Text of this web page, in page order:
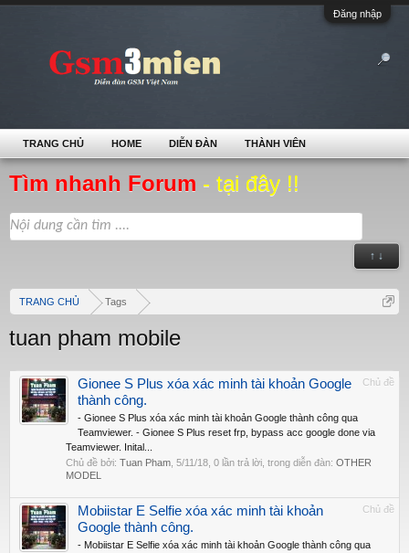
Đăng nhập
Tìm nhanh Forum - tại đây !!
↑ ↓
TRANG CHỦ Tags
tuan pham mobile
Chủ đề
Gionee S Plus xóa xác minh tài khoản Google
thành công.
- Gionee S Plus xóa xác minh tài khoản Google thành công qua
Teamviewer. - Gionee S Plus reset frp, bypass acc google done via
Teamviewer. Inital...
Chủ đề bởi: Tuan Pham 5/11/18 , 0 lần trả lời, trong diễn đàn: OTHER
MODEL
Chủ đề
Mobiistar E Selfie xóa xác minh tài khoản
Google thành công.
- Mobiistar E Selfie xóa xác minh tài khoản Google thành công qua
TRANG CHỦ HOME DIỄN ĐÀN THÀNH VIÊN